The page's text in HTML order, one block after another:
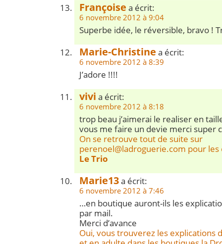
Françoise a écrit:
6 novembre 2012 à 9:04
Superbe idée, le réversible, bravo !
Marie-Christine a écrit:
6 novembre 2012 à 8:39
J’adore !!!!
vivi a écrit:
6 novembre 2012 à 8:18
trop beau j’aimerai le realiser en
vous me faire un devie merci super
On se retrouve tout de suite sur
perenoel@ladroguerie.com pour
Le Trio
Marie13a écrit:
6 novembre 2012 à 7:46
…en boutique auront-ils les
par mail.
Merci d’avance
Oui, vous trouverez les explications